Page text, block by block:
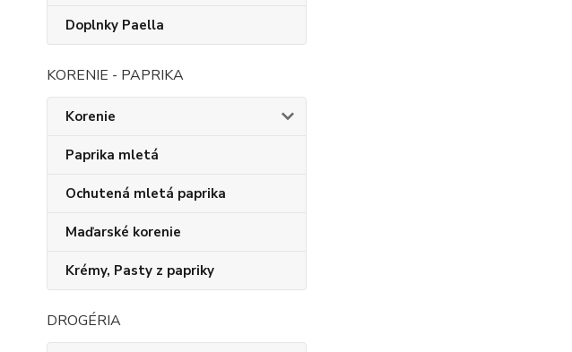
Doplnky Paella
KORENIE - PAPRIKA
Korenie
Paprika mletá
Ochutená mletá paprika
Maďarské korenie
Krémy, Pasty z papriky
DROGÉRIA